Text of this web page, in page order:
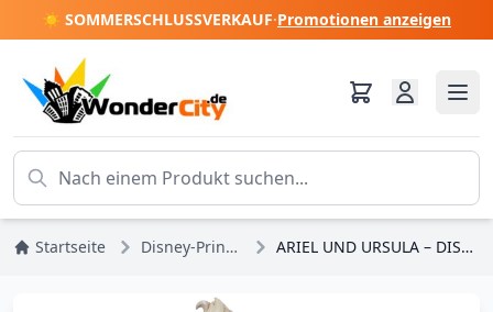
☀️ SOMMERSCHLUSSVERKAUF·Promotionen anzeigen
Startseite Disney-Prinzessinnen ARIEL UND URSULA – DISNEY TRADITIONS